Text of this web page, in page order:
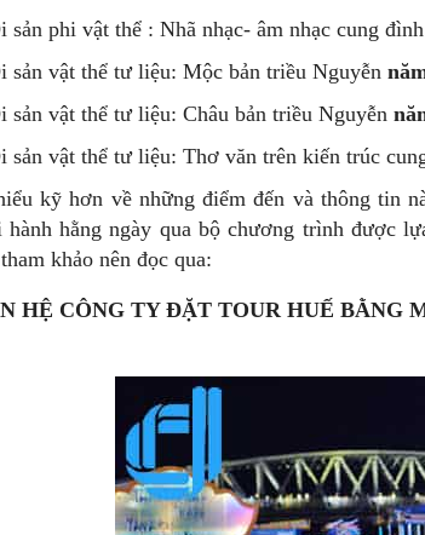
sản phi vật thể : Nhã nhạc- âm nhạc cung
sản vật thể tư liệu: Mộc bản triều Nguyễn
sản vật thể tư liệu: Châu bản triều Nguyễn
sản vật thể tư liệu: Thơ văn trên kiến trúc
kỹ hơn về những điểm đến và thông tin
hành hằng ngày qua bộ chương trình được
khảo nên đọc qua:
HỆ CÔNG TY ĐẶT TOUR HUẾ BẰNG